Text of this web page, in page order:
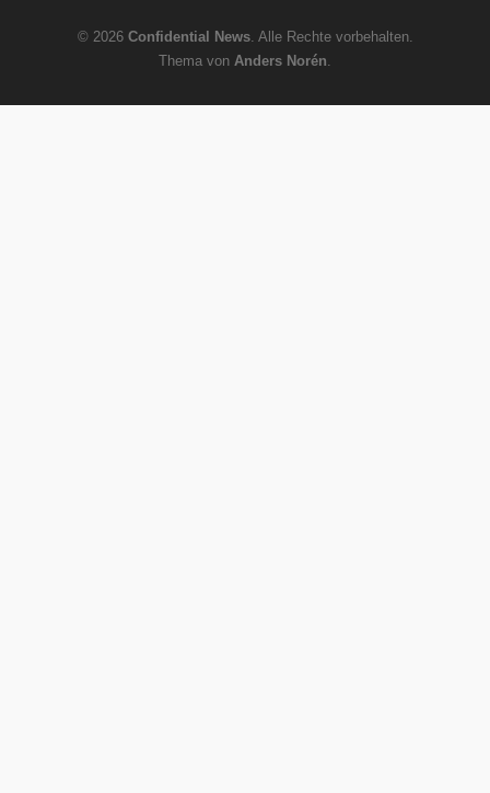
© 2026 Confidential News. Alle Rechte vorbehalten.
Thema von Anders Norén.